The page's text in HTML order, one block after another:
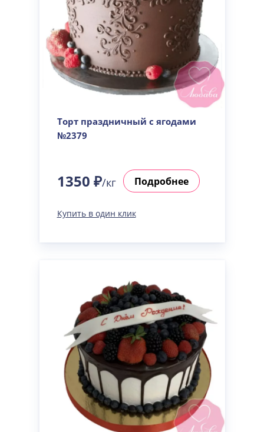
Торт праздничный с ягодами
№2379
1350 ₽/кг Подробнее
Купить в один клик